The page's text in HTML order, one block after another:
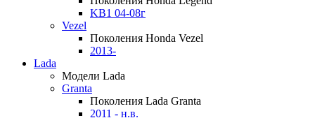
KB1 04-08г
Vezel
Поколения Honda Vezel
2013-
Lada
Модели Lada
Granta
Поколения Lada Granta
2011 - н.в.